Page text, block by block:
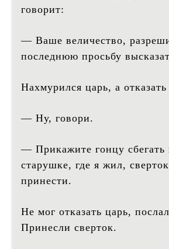
говорит:
— Ваше величество,
последнюю просьбу
Нахмурился царь, а отказать
— Ну, говори.
— Прикажите гонцу сбегать
старушке, где я жил,
принести.
Не мог отказать царь,
Принесли сверток.